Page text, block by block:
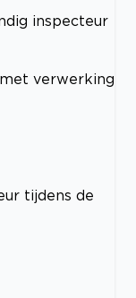
inspecteur
verwerking
tijdens de